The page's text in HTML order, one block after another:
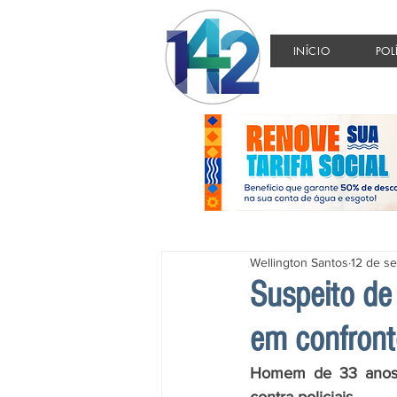
INÍCIO
Suspeito
em
Wellington Santos 12 de
Homem de 33